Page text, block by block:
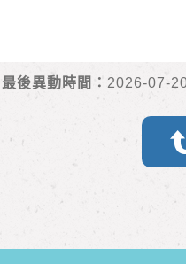
最後異動時間： 2026-07-